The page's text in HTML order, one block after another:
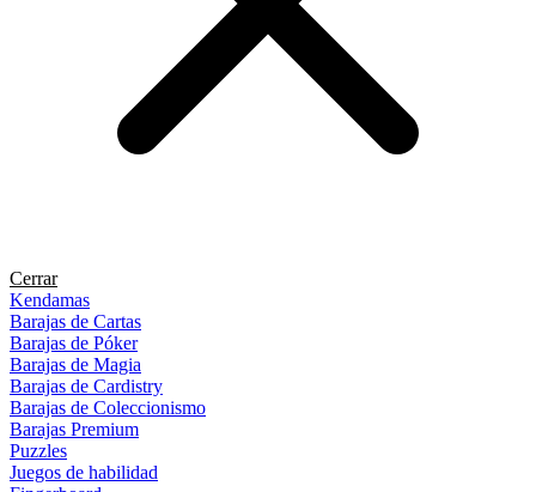
Cerrar
Kendamas
Barajas de Cartas
Barajas de Póker
Barajas de Magia
Barajas de Cardistry
Barajas de Coleccionismo
Barajas Premium
Puzzles
Juegos de habilidad